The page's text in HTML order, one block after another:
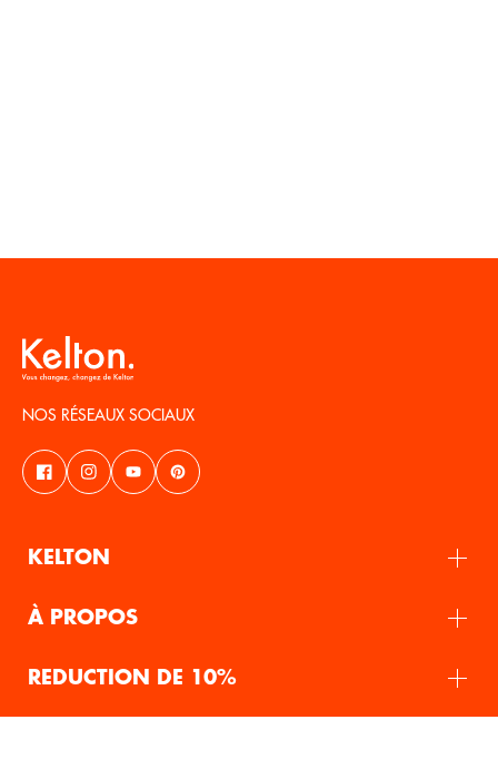
NOS RÉSEAUX SOCIAUX
KELTON
À PROPOS
REDUCTION DE 10%